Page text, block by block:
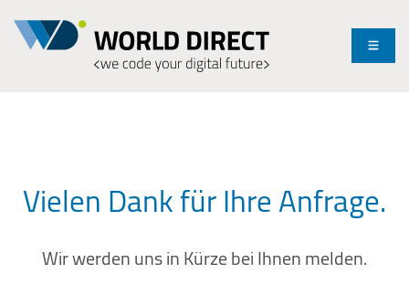
Menü
Vielen Dank für Ihre Anfrage.
Wir werden uns in Kürze bei Ihnen melden.